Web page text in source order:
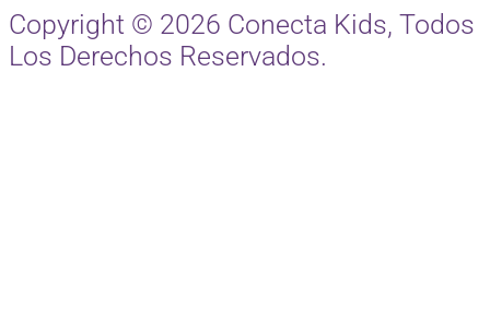
Copyright © 2026 Conecta Kids, Todos
Los Derechos Reservados.